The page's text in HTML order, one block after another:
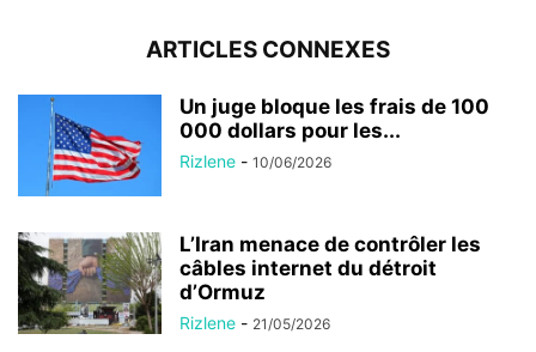
ARTICLES CONNEXES
Un juge bloque les frais de 100
000 dollars pour les...
Rizlene - 10/06/2026
L’Iran menace de contrôler les
câbles internet du détroit
d’Ormuz
Rizlene - 21/05/2026